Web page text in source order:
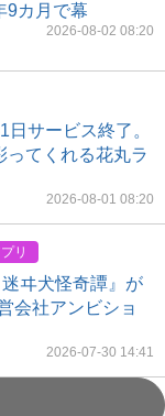
9カ月で幕
2026-08-02 08:20
日サービス終了。
ってくれる花丸ラ
2026-08-01 08:20
リ
迷ヰ犬怪奇譚』が
会社アンビショ
2026-07-30 14:41